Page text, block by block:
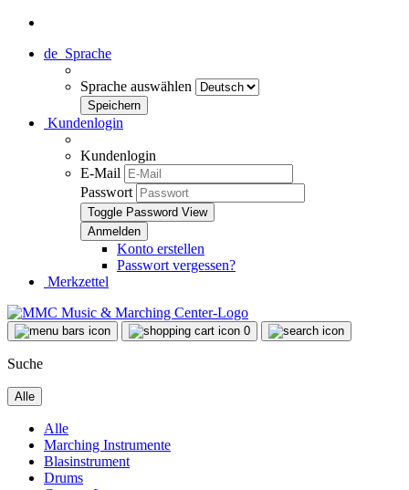
de Sprache
Sprache auswählen
Kundenlogin
Kundenlogin
E-Mail
Passwort
Toggle Password View
Konto erstellen
Passwort vergessen?
Merkzettel
0
Suche
Alle
Alle
Marching Instrumente
Blasinstrument
Drums